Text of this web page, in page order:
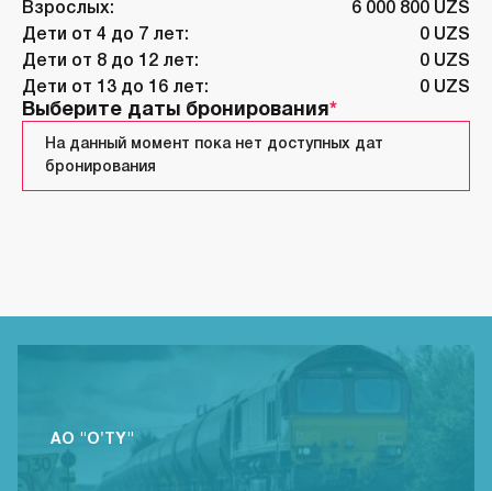
Взрослых:
6 000 800 UZS
Дети от 4 до 7 лет:
0 UZS
Дети от 8 до 12 лет:
0 UZS
Дети от 13 до 16 лет:
0 UZS
Выберите даты бронирования
На данный момент пока нет доступных дат
бронирования
АО "O'TY"